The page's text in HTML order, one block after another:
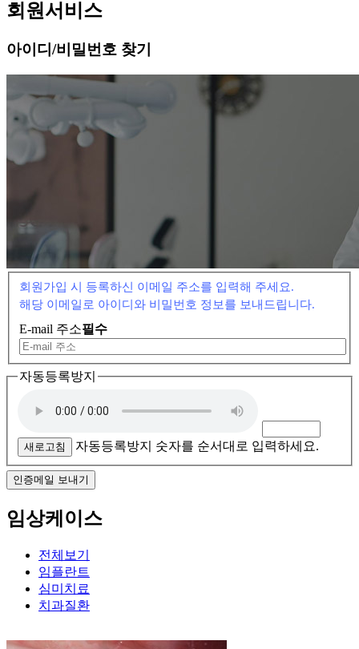
회원서비스
아이디/비밀번호 찾기
회원가입 시 등록하신 이메일 주소를 입력해 주세요.
해당 이메일로 아이디와 비밀번호 정보를 보내드립니다.
E-mail 주소필수
자동등록방지
새로고침 자동등록방지 숫자를 순서대로 입력하세요.
인증메일 보내기
임상케이스
전체보기
임플란트
심미치료
치과질환